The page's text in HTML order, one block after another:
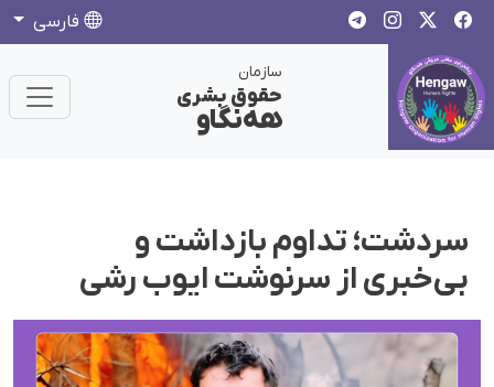
فارسی
سازمان
حقوق بشری
هەنگاو
سردشت؛ تداوم بازداشت و
بی‌خبری از سرنوشت ایوب رشی